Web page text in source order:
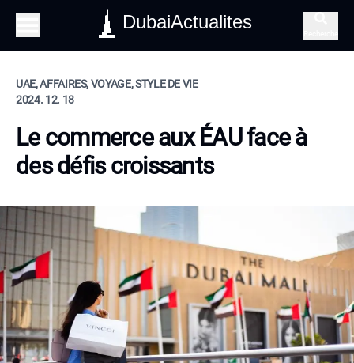
DubaiActualites
UAE, AFFAIRES, VOYAGE, STYLE DE VIE
2024. 12. 18
Le commerce aux ÉAU face à
des défis croissants